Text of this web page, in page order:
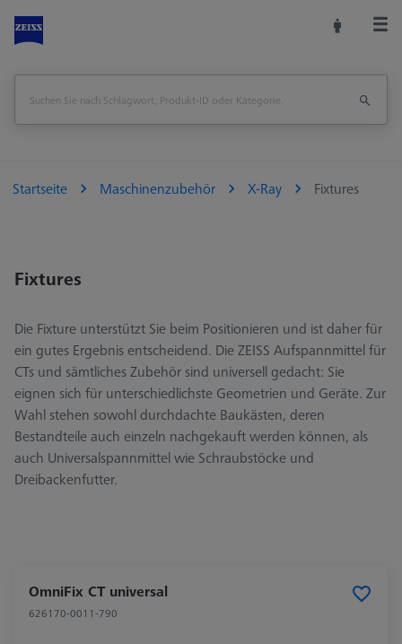
Startseite Maschinenzubehör X-Ray Fixtures
Fixtures
Die Fixture unterstützt Sie beim Positionieren und ist daher für
ein gutes Ergebnis entscheidend. Die ZEISS Aufspannmittel für
CTs und sämtliches Zubehör sind universell gedacht: Sie
eignen sich für unterschiedlichste Geometrien und Geräte. Zur
Wahl stehen sowohl durchdachte Baukästen, deren
Bestandteile auch einzeln nachgekauft werden können, als
auch Universalspannmittel wie Schraubstöcke und
Dreibackenfutter.
OmniFix CT universal
626170-0011-790